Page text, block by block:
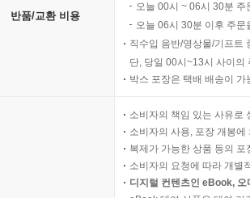
반품/교환 비용
오늘 00시 ~ 06시 30분
오늘 06시 30분 이후 주
직수입 음반/영상물/기프트
단, 당일 00시~13시 사이의
박스 포장은 택배 배송이
소비자의 책임 있는 사유로
소비자의 사용, 포장 개봉
복제가 가능한 상품 등의
소비자의 요청에 따라 개별
디지털 컨텐츠인 eBook,